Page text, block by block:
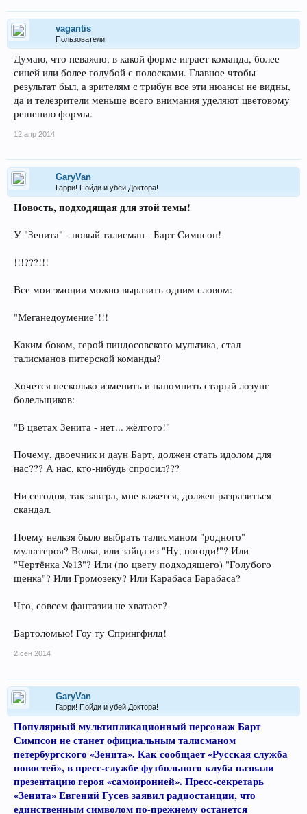
vagantis
Пользователи
Думаю, что неважно, в какой форме играет команда, более
синей или более голубой с полосками. Главное чтобы
результат был, а зрителям с трибун все эти нюансы не видны,
да и телезрители меньше всего внимания уделяют цветовому
решению формы.
12 апр 2014
GaryVan
Гарри! Пойди и убей Доктора!
Новость, подходящая для этой темы!
У "Зенита" - новый талисман - Барт Симпсон!
!!!???!!!
Все мои эмоции можно выразить одним словом:
"Меганедоумение"!!!
Каким боком, герой пиндосовского мультика, стал
талисманов питерской команды?
Хочется несколько изменить и напомнить старый лозунг
болельщиков:
"В цветах Зенита - нет... жёлтого!"
Почему, двоечник и даун Барт, должен стать идолом для
нас??? А нас, кто-нибудь спросил???
Ни сегодня, так завтра, мне кажется, должен разразиться
скандал.
Поему нельзя было выбрать талисманом "родного"
мультгероя? Волка, или зайца из "Ну, погоди!"? Или
"Чертёнка №13"? Или (по цвету подходящего) "Голубого
щенка"? Или Громозеку? Или Карабаса Барабаса?
Что, совсем фантазии не хватает?
Бартоломью! Гоу ту Спрингфилд!
2 сен 2014
GaryVan
Гарри! Пойди и убей Доктора!
Популярный мультипликационный персонаж Барт
Симпсон не станет официальным талисманом
петербургского «Зенита». Как сообщает «Русская служба
новостей», в пресс-службе футбольного клуба назвали
презентацию героя «самоиронией». Пресс-секретарь
«Зенита» Евгений Гусев заявил радиостанции, что
единственным символом по-прежнему останется